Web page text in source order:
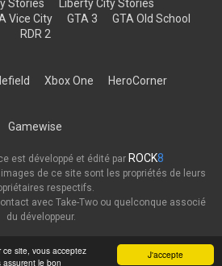
J'accepte
site, vous acceptez
assurent le bon
Stories
Liberty City Stories
Vice City GTA 3
GTA Old School
RDR 2
Xbox One HeroCorner
Gamewise
est développé et édité par ROCK8
de ce site sont les propriétés de leurs
respectifs.
avec Take-Two ou quelconque associé
du développeur.
Politique de confidentialité